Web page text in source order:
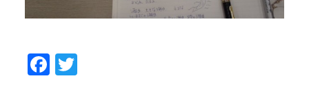
Facebook
Twitter